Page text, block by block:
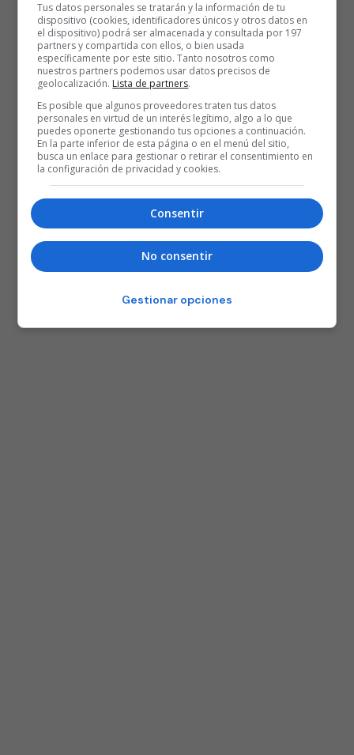
Tus datos personales se tratarán y la información de tu
dispositivo (cookies, identificadores únicos y otros datos en
el dispositivo) podrá ser almacenada y consultada por 197
partners y compartida con ellos, o bien usada
específicamente por este sitio. Tanto nosotros como
nuestros partners podemos usar datos precisos de
geolocalización. Lista de partners.
Es posible que algunos proveedores traten tus datos
personales en virtud de un interés legítimo, algo a lo que
puedes oponerte gestionando tus opciones a continuación.
En la parte inferior de esta página o en el menú del sitio,
busca un enlace para gestionar o retirar el consentimiento en
la configuración de privacidad y cookies.
Consentir
No consentir
Gestionar opciones